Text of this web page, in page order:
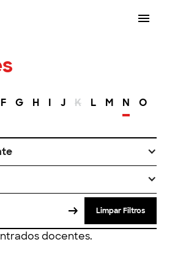
F G H I J K L M N O
Limpar Filtros
docentes.